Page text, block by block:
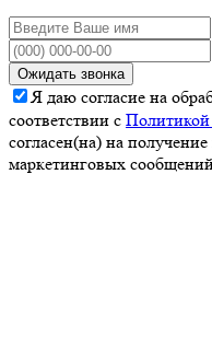
Ожидать звонка
Я даю согласие на
соответствии с
согласен(на) на
маркетинговых